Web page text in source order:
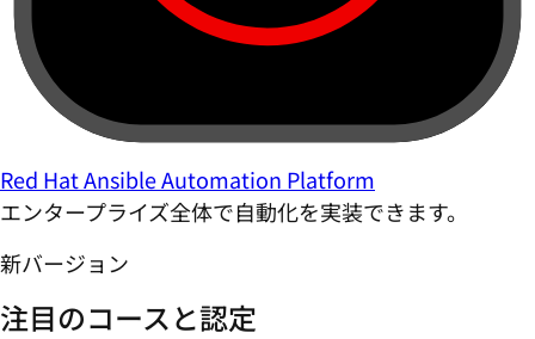
Red Hat Ansible Automation Platform
エンタープライズ全体で自動化を実装できます。
新バージョン
注目のコースと認定